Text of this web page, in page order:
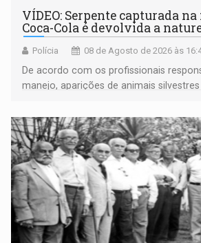
VÍDEO: Serpente capturada
Coca-Cola é devolvida a
Polícia 08 de Agosto de 2026 às
De acordo com os profissionais
manejo, aparições de animais